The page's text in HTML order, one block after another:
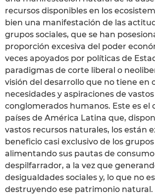
recursos disponibles en los
bien una manifestación de las
grupos sociales, que se han
proporción excesiva del poder
veces apoyados por políticas de
paradigmas de corte liberal o
visión del desarrollo que no tiene en
necesidades y aspiraciones de vastos
conglomerados humanos. Este es el
países de América Latina que,
vastos recursos naturales, los están
beneficio casi exclusivo de los
alimentando sus pautas de consumo
despilfarrador, a la vez que
desigualdades sociales y, lo que no
destruyendo ese patrimonio natural.